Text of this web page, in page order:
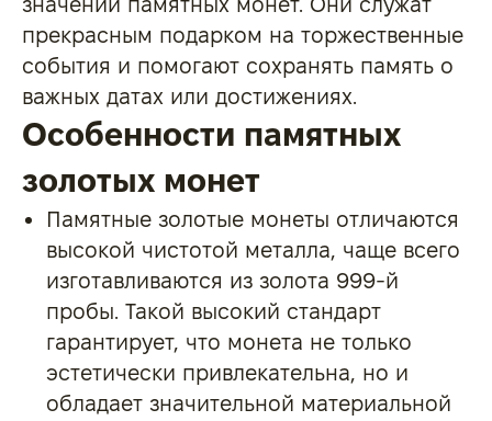
прекрасным подарком на торжественные
события и помогают сохранять память о
важных датах или достижениях.
Особенности памятных
золотых монет
Памятные золотые монеты отличаются
высокой чистотой металла, чаще всего
изготавливаются из золота 999-й
пробы. Такой высокий стандарт
гарантирует, что монета не только
эстетически привлекательна, но и
обладает значительной материальной